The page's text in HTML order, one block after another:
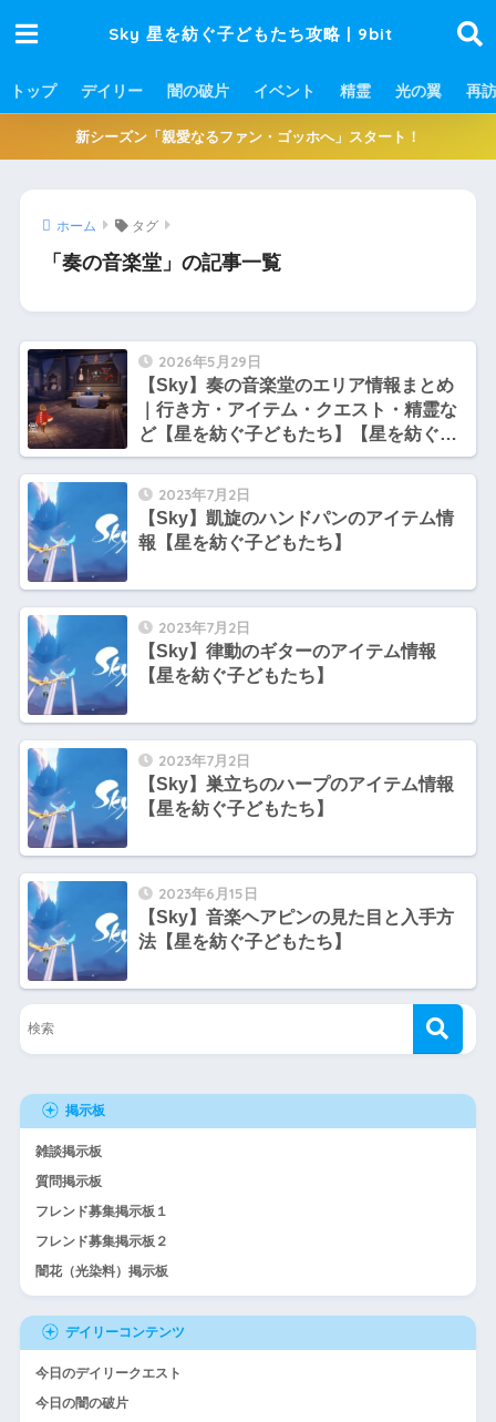
Sky 星を紡ぐ子どもたち攻略 | 9bit
トップ デイリー 闇の破片 イベント 精霊 光の翼 再訪
新シーズン「親愛なるファン・ゴッホへ」スタート！
ホーム タグ
「奏の音楽堂」の記事一覧
2026年5月29日
【Sky】奏の音楽堂のエリア情報まとめ
｜行き方・アイテム・クエスト・精霊な
ど【星を紡ぐ子どもたち】【星を紡ぐ子
どもたち】
2023年7月2日
【Sky】凱旋のハンドパンのアイテム情
報【星を紡ぐ子どもたち】
2023年7月2日
【Sky】律動のギターのアイテム情報
【星を紡ぐ子どもたち】
2023年7月2日
【Sky】巣立ちのハープのアイテム情報
【星を紡ぐ子どもたち】
2023年6月15日
【Sky】音楽ヘアピンの見た目と入手方
法【星を紡ぐ子どもたち】
掲示板
雑談掲示板
質問掲示板
フレンド募集掲示板１
フレンド募集掲示板２
闇花（光染料）掲示板
デイリーコンテンツ
今日のデイリークエスト
今日の闇の破片